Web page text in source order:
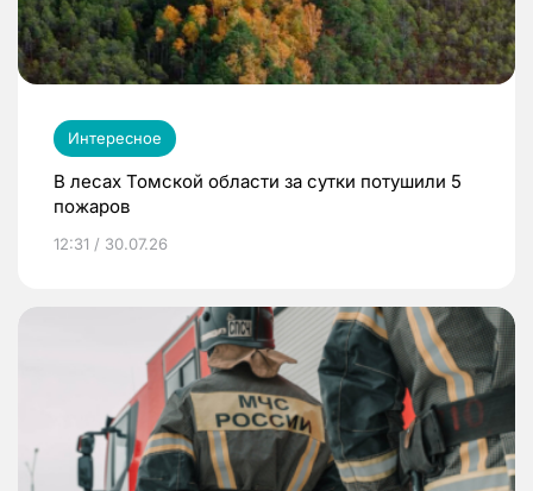
Интересное
В лесах Томской области за сутки потушили 5
пожаров
12:31 / 30.07.26